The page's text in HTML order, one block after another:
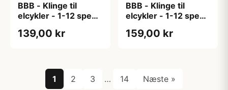
BBB - Klinge til
elcykler - 1-12 speed
139,00 kr
BBB - Klinge til
elcykler - 1-12 speed
159,00 kr
1 2 3 … 14 Næste »